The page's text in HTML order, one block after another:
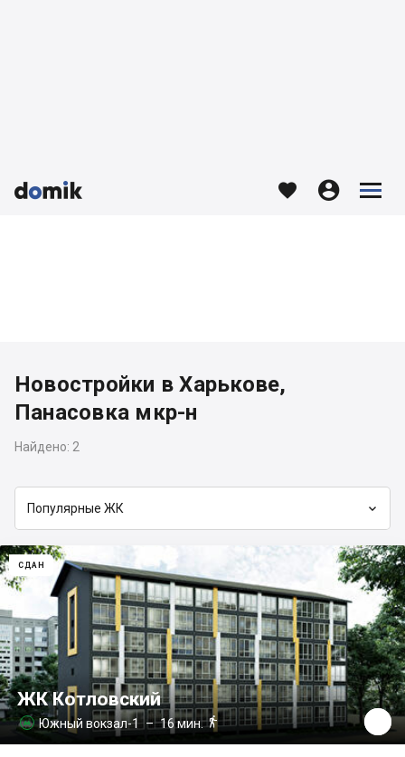


   


Новостройки в Харькове,
Панасовка мкр-н
Найдено: 2
Популярные ЖК 
СДАН
ЖК Котловский
 Южный вокзал-1– 16 мин.